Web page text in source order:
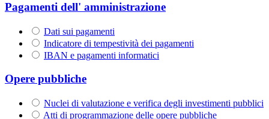
Pagamenti dell' amministrazione
Dati sui pagamenti
Indicatore di tempestività dei pagamenti
IBAN e pagamenti informatici
Opere pubbliche
Nuclei di valutazione e verifica degli investimenti pubblici
Atti di programmazione delle opere pubbliche